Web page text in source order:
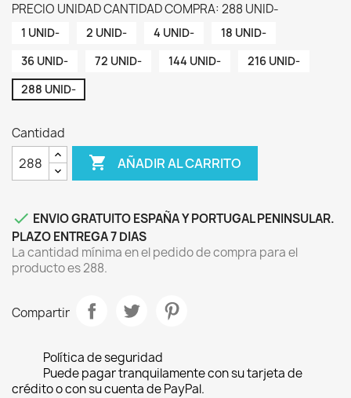
PRECIO UNIDAD CANTIDAD COMPRA: 288 UNID-
1 UNID- 2 UNID- 4 UNID-
18 UNID-
36 UNID-
72 UNID- 144 UNID-
216 UNID-
288 UNID-
Cantidad
 AÑADIR AL CARRITO
 ENVIO GRATUITO ESPAÑA Y PORTUGAL PENINSULAR.
PLAZO ENTREGA 7 DIAS
La cantidad mínima en el pedido de compra para el
producto es 288.
Compartir
Política de seguridad
Puede pagar tranquilamente con su tarjeta de
crédito o con su cuenta de PayPal.